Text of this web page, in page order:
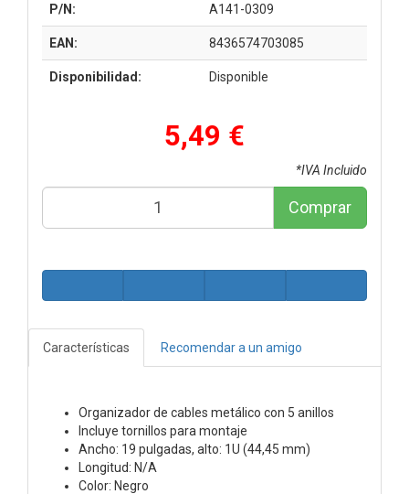
P/N: A141-0309
EAN: 8436574703085
Disponibilidad: Disponible
5,49 €
*IVA Incluido
Comprar
Características Recomendar a un amigo
Organizador de cables metálico con 5 anillos
Incluye tornillos para montaje
Ancho: 19 pulgadas, alto: 1U (44,45 mm)
Longitud: N/A
Color: Negro